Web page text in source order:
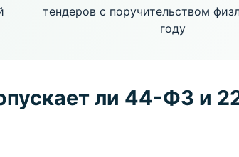
тендеров с поручительством
году
ли 44-ФЗ и